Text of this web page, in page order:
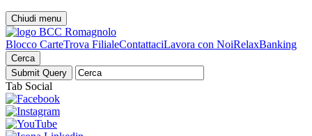
Chiudi menu
Blocco CarteTrova FilialeContattaciLavora con NoiRelaxBanking
Cerca
Tab Social